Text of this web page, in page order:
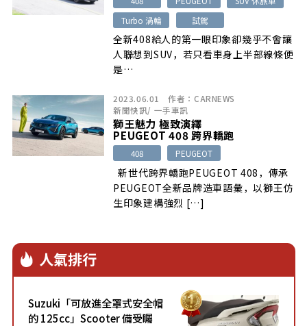
Turbo 渦輪
試駕
全新408給人的第一眼印象卻幾乎不會讓
人聯想到SUV，若只看車身上半部線條便
是…
2023.06.01 作者： CARNEWS
新聞快訊/ 一手車訊
獅王魅力 極致演繹
PEUGEOT 408 跨界轎跑
408 PEUGEOT
新世代跨界轎跑PEUGEOT 408，傳承
PEUGEOT全新品牌造車語彙，以獅王仿
生印象建構強烈 […]
人氣排行
Suzuki「可放進全罩式安全帽
的 125cc」Scooter 備受矚